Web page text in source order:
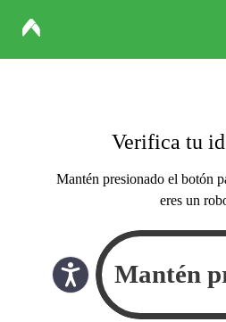
Verifica tu
Mantén presionado el botón
eres un